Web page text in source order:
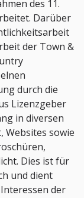
des 11.
Darüber
der Town &
durch die
Lizenzgeber
in diversen
Websites sowie
Dies ist für
und dient
der